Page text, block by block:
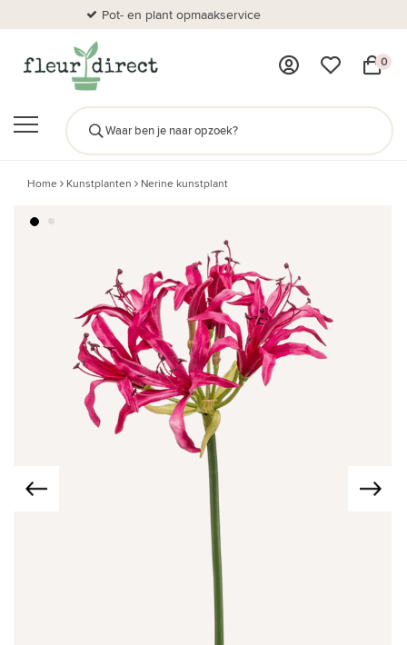
Pot- en plant opmaakservice
0
Home Kunstplanten Nerine kunstplant